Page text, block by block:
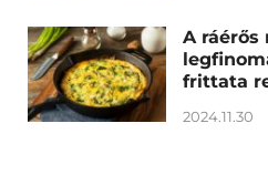
A ráérős
frittata
2024.11.30